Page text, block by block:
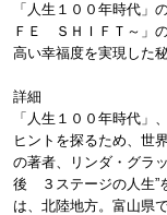
「人生１００年時代」
ＦＥ ＳＨＩＦＴ～」
高い幸福度を実現した
詳細
「人生１００年時代」
ヒントを探るため、世
の著者、リンダ・グラ
後 ３ステージの人生”
は、北陸地方。富山県